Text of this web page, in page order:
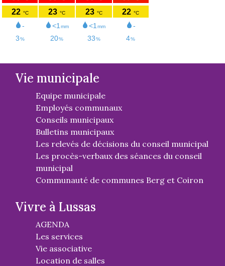
Vie municipale
Equipe municipale
Employés communaux
Conseils municipaux
Bulletins municipaux
Les relevés de décisions du conseil municipal
Les procès-verbaux des séances du conseil
municipal
Communauté de communes Berg et Coiron
Vivre à Lussas
AGENDA
Les services
Vie associative
Location de salles